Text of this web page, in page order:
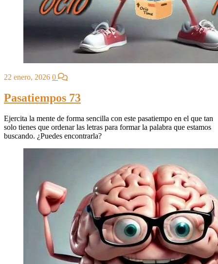
22 enero, 2026 0
Pasatiempos 73
Ejercita la mente de forma sencilla con este pasatiempo en el que tan
solo tienes que ordenar las letras para formar la palabra que estamos
buscando. ¿Puedes encontrarla?